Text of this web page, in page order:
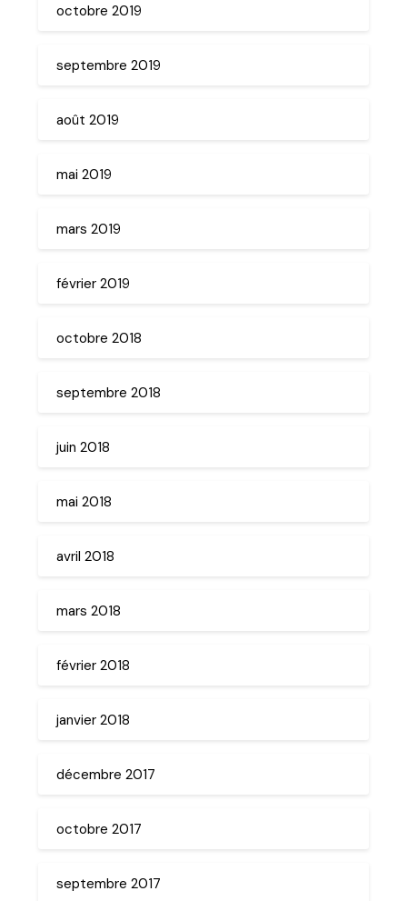
octobre 2019
septembre 2019
août 2019
mai 2019
mars 2019
février 2019
octobre 2018
septembre 2018
juin 2018
mai 2018
avril 2018
mars 2018
février 2018
janvier 2018
décembre 2017
octobre 2017
septembre 2017